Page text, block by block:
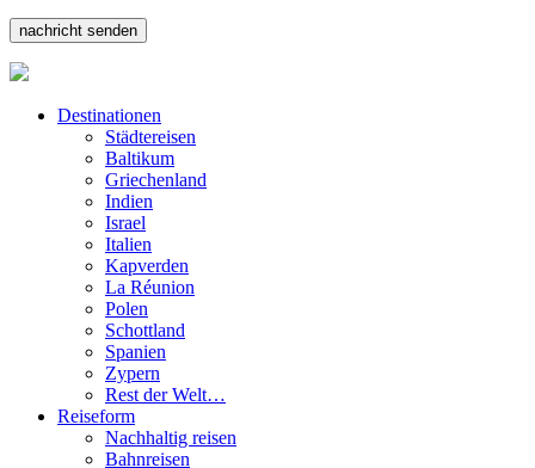
Destinationen
Städtereisen
Baltikum
Griechenland
Indien
Israel
Italien
Kapverden
La Réunion
Polen
Schottland
Spanien
Zypern
Rest der Welt…
Reiseform
Nachhaltig reisen
Bahnreisen